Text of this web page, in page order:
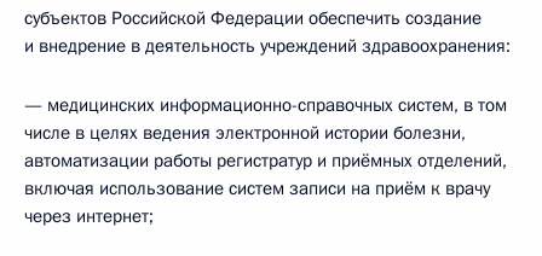
субъектов Российской Федерации обеспечить создание
и внедрение в деятельность учреждений здравоохранения:
— медицинских информационно-справочных систем, в том
числе в целях ведения электронной истории болезни,
автоматизации работы регистратур и приёмных отделений,
включая использование систем записи на приём к врачу
через интернет;